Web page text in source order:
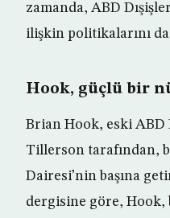
zamanda, ABD
ilişkin politikalarını
Hook, güçlü bir
Brian Hook, eski ABD
Tillerson tarafından,
Dairesi’nin başına
dergisine göre, Hook,